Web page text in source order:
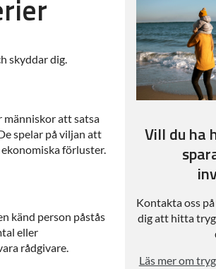
skyddar dig.
människor att satsa
spelar på viljan att
förluster.
känd person påstås
eller
rådgivare.
Vill du ha
Kontakta oss
dig att hitta
Läs mer om